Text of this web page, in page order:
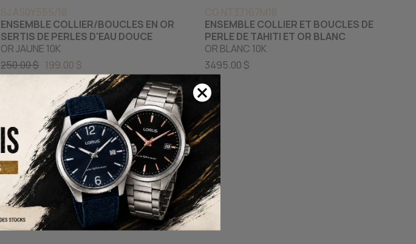
SJ A50Y555/18
ENSEMBLE COLLIER/BOUCLES EN OR
SERTIS DE PERLES D'EAU DOUCE
OR JAUNE 10K
250.00 $ 199.00 $
CG NT37167M18
ENSEMBLE COLLIER ET BOUCLES DE
PERLE DE TAHITI ET OR BLANC
OR BLANC 10K
3495.00 $